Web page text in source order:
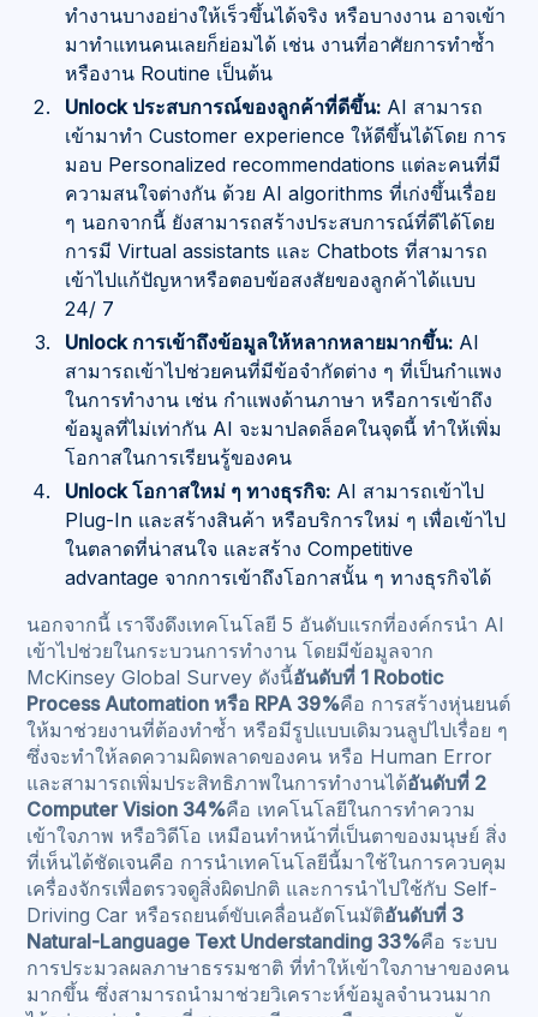
ทำงานบางอย่างให้เร็วขึ้นได้จริง หรือบางงาน อาจเข้า
มาทำแทนคนเลยก็ย่อมได้ เช่น งานที่อาศัยการทำซ้ำ
หรืองาน Routine เป็นต้น
Unlock ประสบการณ์ของลูกค้าที่ดีขึ้น: AI สามารถ
เข้ามาทำ Customer experience ให้ดีขึ้นได้โดย การ
มอบ Personalized recommendations แต่ละคนที่มี
ความสนใจต่างกัน ด้วย AI algorithms ที่เก่งขึ้นเรื่อย
ๆ นอกจากนี้ ยังสามารถสร้างประสบการณ์ที่ดีได้โดย
การมี Virtual assistants และ Chatbots ที่สามารถ
เข้าไปแก้ปัญหาหรือตอบข้อสงสัยของลูกค้าได้แบบ
24/ 7
Unlock การเข้าถึงข้อมูลให้หลากหลายมากขึ้น: AI
สามารถเข้าไปช่วยคนที่มีข้อจำกัดต่าง ๆ ที่เป็นกำแพง
ในการทำงาน เช่น กำแพงด้านภาษา หรือการเข้าถึง
ข้อมูลที่ไม่เท่ากัน AI จะมาปลดล็อคในจุดนี้ ทำให้เพิ่ม
โอกาสในการเรียนรู้ของคน
Unlock โอกาสใหม่ ๆ ทางธุรกิจ: AI สามารถเข้าไป
Plug-In และสร้างสินค้า หรือบริการใหม่ ๆ เพื่อเข้าไป
ในตลาดที่น่าสนใจ และสร้าง Competitive
advantage จากการเข้าถึงโอกาสนั้น ๆ ทางธุรกิจได้
นอกจากนี้ เราจึงดึงเทคโนโลยี 5 อันดับแรกที่องค์กรนำ AI
เข้าไปช่วยในกระบวนการทำงาน โดยมีข้อมูลจาก
McKinsey Global Survey ดังนี้อันดับที่ 1 Robotic
Process Automation หรือ RPA 39%คือ การสร้างหุ่นยนต์
ให้มาช่วยงานที่ต้องทำซ้ำ หรือมีรูปแบบเดิมวนลูปไปเรื่อย ๆ
ซึ่งจะทำให้ลดความผิดพลาดของคน หรือ Human Error
และสามารถเพิ่มประสิทธิภาพในการทำงานได้อันดับที่ 2
Computer Vision 34%คือ เทคโนโลยีในการทำความ
เข้าใจภาพ หรือวิดีโอ เหมือนทำหน้าที่เป็นตาของมนุษย์ สิ่ง
ที่เห็นได้ชัดเจนคือ การนำเทคโนโลยีนี้มาใช้ในการควบคุม
เครื่องจักรเพื่อตรวจดูสิ่งผิดปกติ และการนำไปใช้กับ Self-
Driving Car หรือรถยนต์ขับเคลื่อนอัตโนมัติอันดับที่ 3
Natural-Language Text Understanding 33%คือ ระบบ
การประมวลผลภาษาธรรมชาติ ที่ทำให้เข้าใจภาษาของคน
มากขึ้น ซึ่งสามารถนำมาช่วยวิเคราะห์ข้อมูลจำนวนมาก